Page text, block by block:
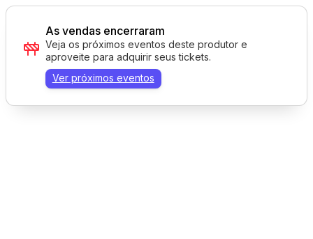
As vendas encerraram
Veja os próximos eventos deste produtor e
aproveite para adquirir seus tickets.
Ver próximos eventos